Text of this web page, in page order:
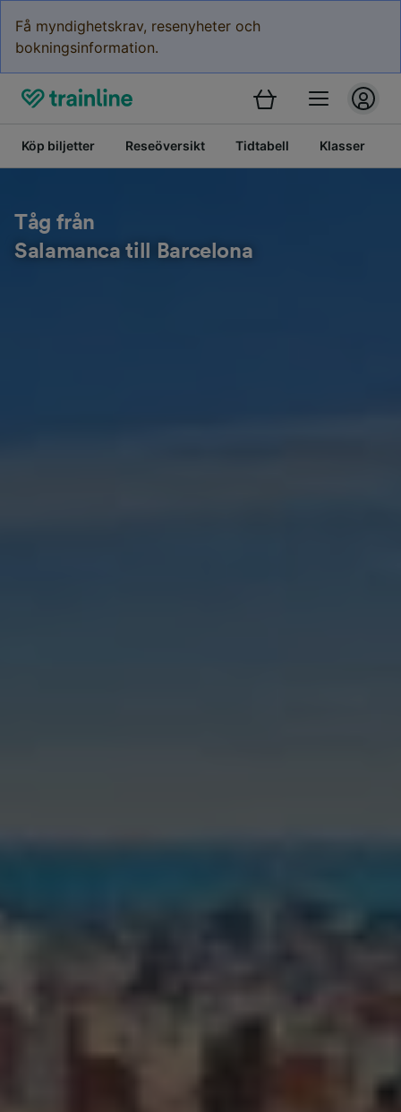
Få myndighetskrav, resenyheter och
bokningsinformation.
Köp biljetter Reseöversikt Tidtabell Klasser
Tåg från
Salamanca till Barcelona